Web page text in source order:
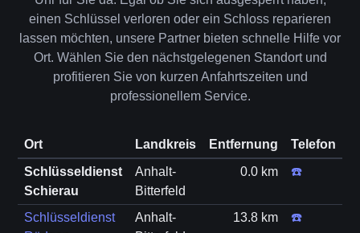
einen Schlüssel verloren oder ein Schloss reparieren
lassen möchten, unsere Partner bieten schnelle Hilfe vor
Ort. Wählen Sie den nächstgelegenen Standort und
profitieren Sie von kurzen Anfahrtszeiten und
professionellem Service.
Ort Landkreis Entfernung
Telefon
Schlüsseldienst
Schierau
Anhalt-
Bitterfeld
0.0 km ☎️
Schlüsseldienst
Anhalt-
13.8 km ☎️